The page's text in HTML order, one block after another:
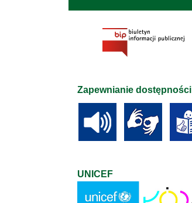
Zapewnianie dostępności
UNICEF